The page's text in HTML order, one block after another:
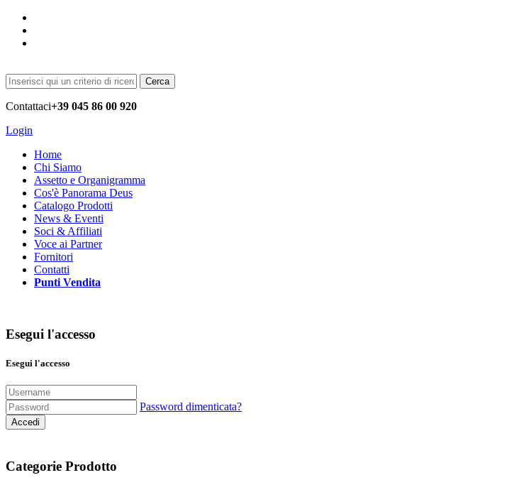
Cerca
Contattaci+39 045 86 00 920
Login
Home
Chi Siamo
Assetto e Organigramma
Cos'è Panorama Deus
Catalogo Prodotti
News & Eventi
Soci & Affiliati
Voce ai Partner
Fornitori
Contatti
Punti Vendita
Esegui l'accesso
Esegui l'accesso
Password dimenticata?
Accedi
Categorie Prodotto